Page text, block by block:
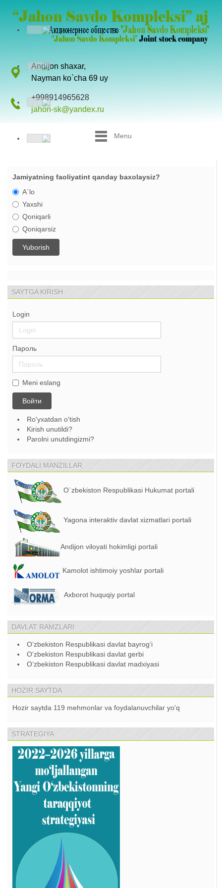
Andijon shaxar,
Nayman ko`cha 69 uy
+998914965628
jahon-sk@yandex.ru
Menu
Jamiyatning faoliyatint qanday baxolaysiz?
A`lo
Yaxshi
Qoniqarli
Qoniqarsiz
SAYTGA KIRISH
Login
Пароль
Meni eslang
Войти
Ro'yxatdan o'tish
Kirish unutildi?
Parolni unutdingizmi?
FOYDALI MANZILLAR
O`zbekiston Respublikasi Hukumat portali
Yagona interaktiv davlat xizmatlari portali
Andijon viloyati hokimligi portali
Kamolot ishtimoiy yoshlar portali
Axborot huquqiy portal
DAVLAT RAMZLARI
O‘zbekiston Respublikasi davlat bayrog‘i
O‘zbekiston Respublikasi davlat gerbi
O‘zbekiston Respublikasi davlat madxiyasi
HOZIR SAYTDA
Hozir saytda 119 mehmonlar va foydalanuvchilar yo'q
STRATEGIYA